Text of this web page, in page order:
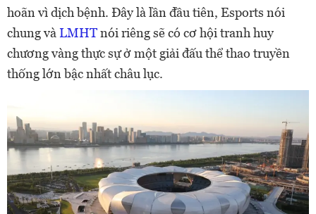
hoãn vì dịch bệnh. Đây là lần đầu tiên, Esports nói
chung và LMHTnói riêng sẽ có cơ hội tranh huy
chương vàng thực sự ở một giải đấu thể thao truyền
thống lớn bậc nhất châu lục.